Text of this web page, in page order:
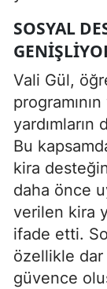
SOSYAL
Vali Gül,
yardımların
Bu
kira
daha önce
verilen kira
ifade etti.
özellikle
güvence